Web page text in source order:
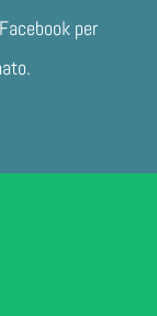
per